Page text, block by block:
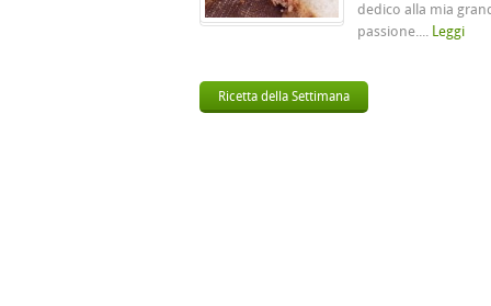
dedico alla mia
passione.... Leggi
Ricetta della Settimana